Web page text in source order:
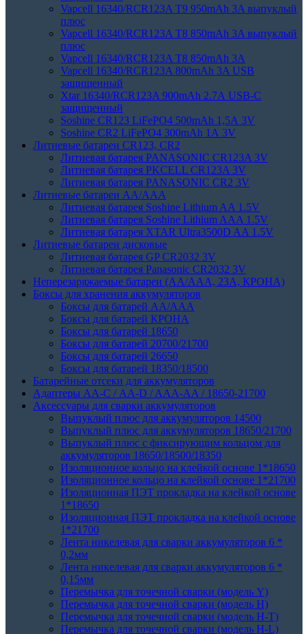
Vapcell 16340/RCR123A T9 950mAh 3A выпуклый
плюс
Vapcell 16340/RCR123A T8 850mAh 3A выпуклый
плюс
Vapcell 16340/RCR123A T8 850mAh 3A
Vapcell 16340/RCR123A 800mAh 3A USB
защищенный
Xtar 16340/RCR123A 900mAh 2.7А USB-C
защищенный
Soshine CR123 LiFePO4 500mAh 1,5А 3V
Soshine CR2 LiFePO4 300mAh 1А 3V
Литиевые батареи CR123, CR2
Литиевая батарея PANASONIC CR123A 3V
Литиевая батарея PKCELL CR123A 3V
Литиевая батарея PANASONIC CR2 3V
Литиевые батареи АА/ААА
Литиевая батарея Soshine Lithium AA 1.5V
Литиевая батарея Soshine Lithium AAA 1.5V
Литиевая батарея XTAR Ultra3500D AA 1.5V
Литиевые батареи дисковые
Литиевая батарея GP CR2032 3V
Литиевая батарея Panasonic CR2032 3V
Неперезаряжаемые батареи (АА/ААА, 23A, КРОНА)
Боксы для хранения аккумуляторов
Боксы для батарей АА/ААА
Боксы для батарей КРОНА
Боксы для батарей 18650
Боксы для батарей 20700/21700
Боксы для батарей 26650
Боксы для батарей 18350/18500
Батарейные отсеки для аккумуляторов
Адаптеры АА-С / АА-D / AAA-AA / 18650-21700
Аксессуары для сварки аккумуляторов
Выпуклый плюс для аккумуляторов 14500
Выпуклый плюс для аккумуляторов 18650/21700
Выпуклый плюс с фиксирующим кольцом для
аккумуляторов 18650/18500/18350
Изоляционное кольцо на клейкой основе 1*18650
Изоляционное кольцо на клейкой основе 1*21700
Изоляционная ПЭТ прокладка на клейкой основе
1*18650
Изоляционная ПЭТ прокладка на клейкой основе
1*21700
Лента никелевая для сварки аккумуляторов 6 *
0,2мм
Лента никелевая для сварки аккумуляторов 6 *
0,15мм
Перемычка для точечной сварки (модель Y)
Перемычка для точечной сварки (модель H)
Перемычка для точечной сварки (модель H-T)
Перемычка для точечной сварки (модель H-L)